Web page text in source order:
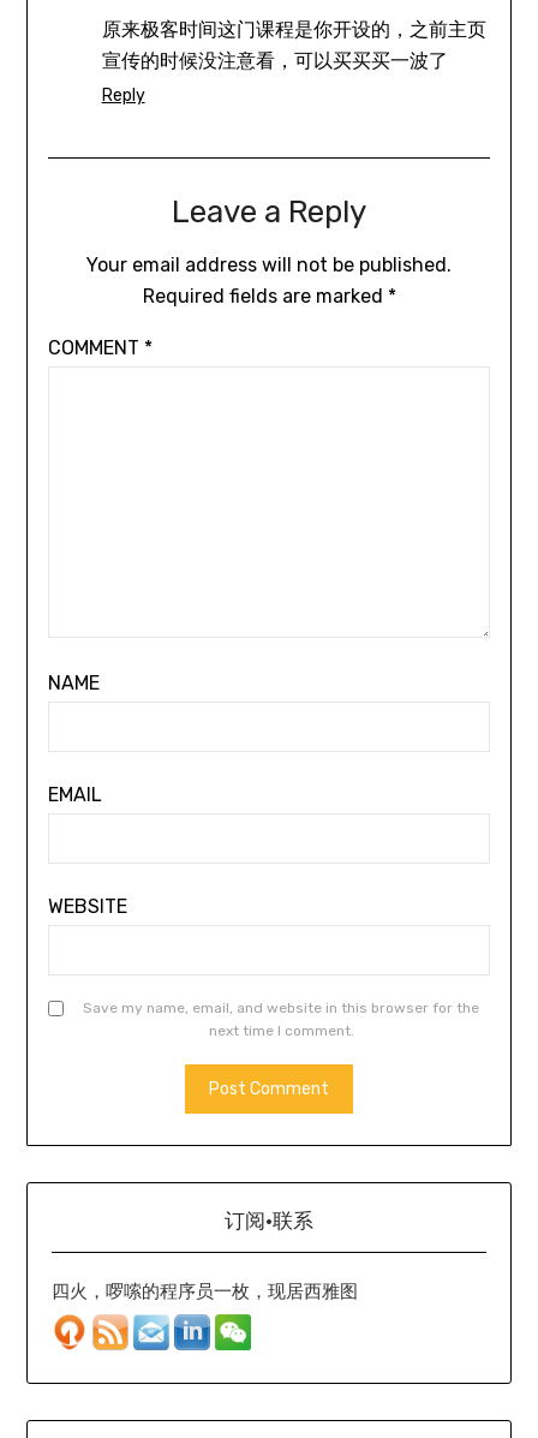
原来极客时间这门课程是你开设的，之前主页
宣传的时候没注意看，可以买买买一波了
Reply
Leave a Reply
Your email address will not be published.
Required fields are marked *
COMMENT *
NAME
EMAIL
WEBSITE
Save my name, email, and website in this browser for the
next time I comment.
订阅·联系
四火，啰嗦的程序员一枚，现居西雅图